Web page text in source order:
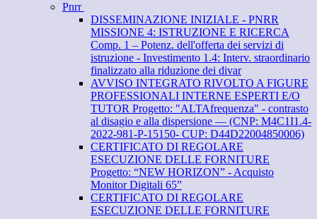
Pnrr
DISSEMINAZIONE INIZIALE - PNRR
MISSIONE 4: ISTRUZIONE E RICERCA
Comp. 1 – Potenz. dell'offerta dei servizi di
istruzione - Investimento 1.4: Interv. straordinario
finalizzato alla riduzione dei divar
AVVISO INTEGRATO RIVOLTO A FIGURE
PROFESSIONALI INTERNE ESPERTI E/O
TUTOR Progetto: "ALTAfrequenza" - contrasto
al disagio e alla dispersione — (CNP: M4C1I1.4-
2022-981-P-15150- CUP: D44D22004850006)
CERTIFICATO DI REGOLARE
ESECUZIONE DELLE FORNITURE
Progetto: “NEW HORIZON” - Acquisto
Monitor Digitali 65”
CERTIFICATO DI REGOLARE
ESECUZIONE DELLE FORNITURE